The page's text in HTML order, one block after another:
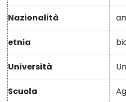
Nazionalità
etnia
Università
Scuola